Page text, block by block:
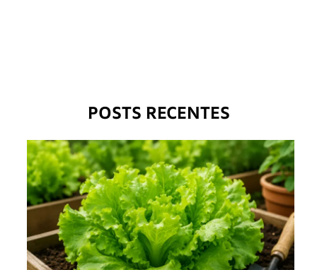
POSTS RECENTES